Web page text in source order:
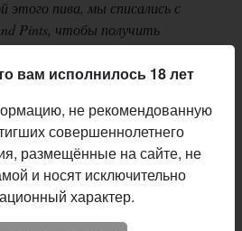
этого пива, мы списались с
Pints, чтобы получить
их названия.
панки с удовольствием
ставьте оценки и не
потреблении
Rolla’s
вам исполнилось 18 лет
не рекомендованную
совершеннолетнего
размещённые на сайте, не
и носят исключительно
характер.